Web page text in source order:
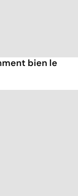
bien le